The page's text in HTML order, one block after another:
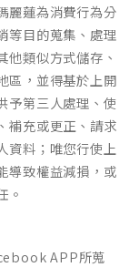
麗蓮為消費行為分
等目的蒐集、處理
他類似方式儲存、
區，並得基於上開
予第三人處理、使
補充或更正、請求
資料；唯您行使上
導致權益減損，或
。
APP所蒐